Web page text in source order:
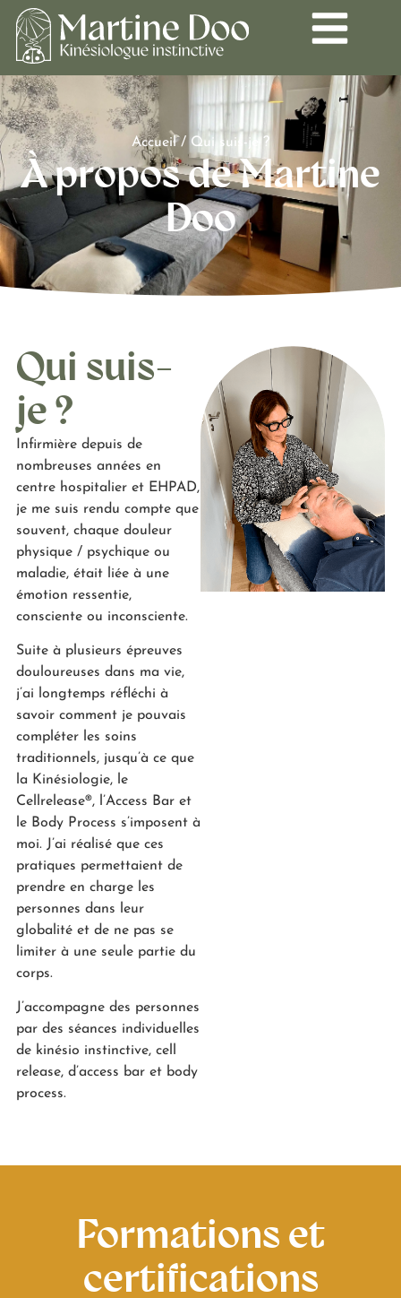
Accueil/ Qui suis-je ?
À propos de Martine
Doo
Qui suis-
je ?
Infirmière depuis de
nombreuses années en
centre hospitalier et EHPAD,
je me suis rendu compte que
souvent, chaque douleur
physique / psychique ou
maladie, était liée à une
émotion ressentie,
consciente ou inconsciente.
Suite à plusieurs épreuves
douloureuses dans ma vie,
j’ai longtemps réfléchi à
savoir comment je pouvais
compléter les soins
traditionnels, jusqu’à ce que
la Kinésiologie, le
Cellrelease®, l’Access Bar et
le Body Process s’imposent à
moi. J’ai réalisé que ces
pratiques permettaient de
prendre en charge les
personnes dans leur
globalité et de ne pas se
limiter à une seule partie du
corps.
J’accompagne des personnes
par des séances individuelles
de kinésio instinctive, cell
release, d’access bar et body
process.
Formations et
certifications